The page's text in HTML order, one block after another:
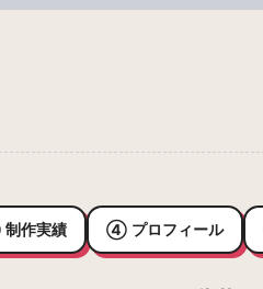
作実績 ④ プロフィール